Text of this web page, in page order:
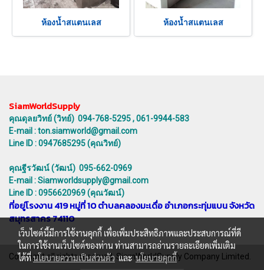
ห้องน้ำสแตนเลส ห้องน้ำสแตนเลส
SiamWorldSupply
คุณดุลยวิทย์ (วิทย์) 094-768-5295 , 061-9944-583
E-mail : ton.siamworld@gmail.com
Line ID : 0947685295 (คุณวิทย์)
คุณฐีรวัฒน์ (วัฒน์) 095-662-0969
E-mail : Siamworldsupply@gmail.com
Line ID : 0956620969 (คุณวัฒน์)
ที่อยู่โรงงาน 419 หมู่ที่ 10 ตำบลคลองมะเดื่อ อำเภอกระทุ่มแบน จังหวัด
สมุทรสาคร 74110
Copyright all rights reserved. SiamWorldSupply Company Limited.
เว็บไซต์นี้มีการใช้งานคุกกี้ เพื่อเพิ่มประสิทธิภาพและประสบการณ์ที่ดี
ในการใช้งานเว็บไซต์ของท่าน ท่านสามารถอ่านรายละเอียดเพิ่มเติม
ได้ที่นโยบายความเป็นส่วนตัวและนโยบายคุกกี้